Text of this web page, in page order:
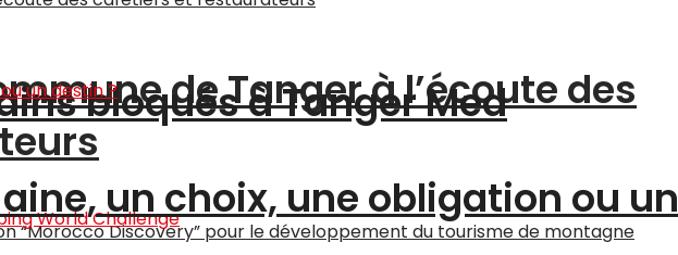
de Tanger à l’écoute des
bloqués à Tanger Med
un choix, une obligation ou un